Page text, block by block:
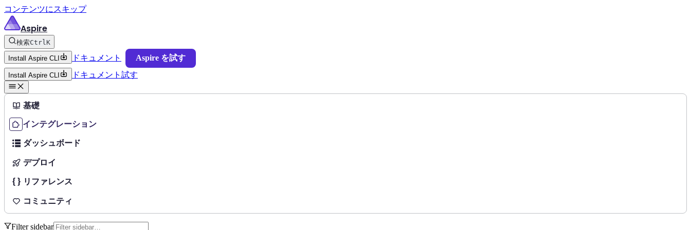
コンテンツにスキップ
Aspire
検索CtrlK
Install Aspire CLI ドキュメント Aspire を試す
Install Aspire CLI ドキュメント 試す
基礎
インテグレーション
ダッシュボード
デプロイ
リファレンス
コミュニティ
Filter sidebar